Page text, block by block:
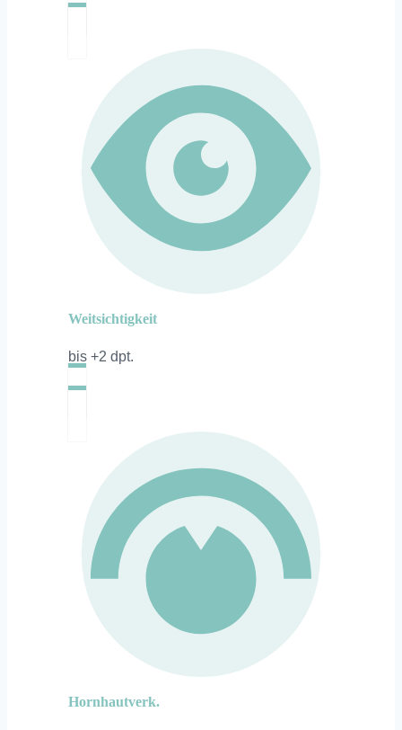
Weitsichtigkeit
bis +2 dpt.
Hornhautverk.